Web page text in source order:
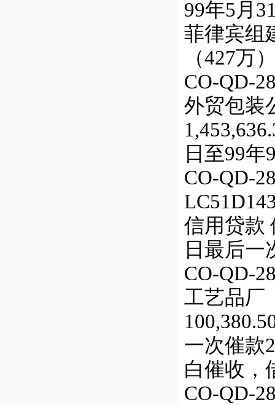
99年5月
菲律宾组
（427万
CO-QD-
外贸包装
日至99
CO-QD-
信用贷款
日最后一
CO-QD-
工艺品厂
一次催款
白催收，
CO-QD-